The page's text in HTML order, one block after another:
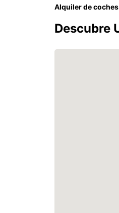
Alquiler de coches
Descubre